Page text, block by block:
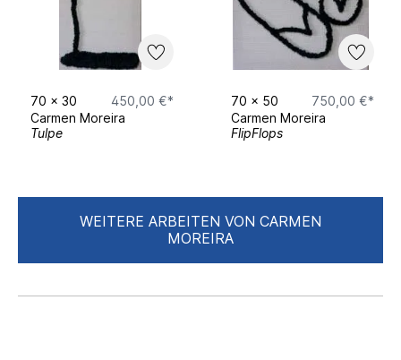
70 x 30
450,00 €*
Carmen Moreira
Tulpe
70 x 50
750,00 €*
Carmen Moreira
FlipFlops
WEITERE ARBEITEN VON CARMEN
MOREIRA